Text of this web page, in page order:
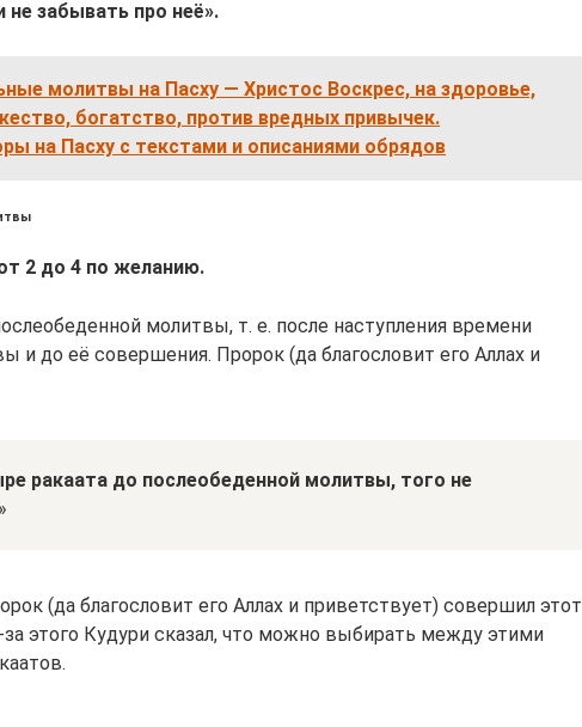
не забывать про неё».
молитвы на Пасху — Христос Воскрес, на здоровье,
богатство, против вредных привычек.
на Пасху с текстами и описаниями обрядов
2 до 4 по желанию.
молитвы, т. е. после наступления времени
и до её совершения. Пророк (да благословит его Аллах и
ракаата до послеобеденной молитвы, того не
»
(да благословит его Аллах и приветствует) совершил этот
за этого Кудури сказал, что можно выбирать между этими